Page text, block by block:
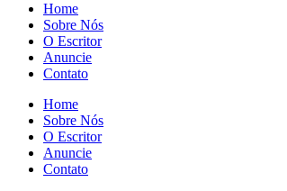
Home
Sobre Nós
O Escritor
Anuncie
Contato
Home
Sobre Nós
O Escritor
Anuncie
Contato